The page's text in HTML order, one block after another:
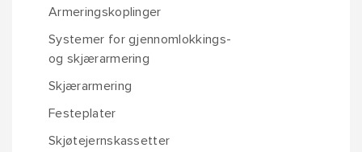
Armeringskoplinger
Systemer for gjennomlokkings-
og skjærarmering
Skjærarmering
Festeplater
Skjøtejernskassetter